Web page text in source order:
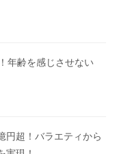
年齢を感じさせない
円超！バラエティから